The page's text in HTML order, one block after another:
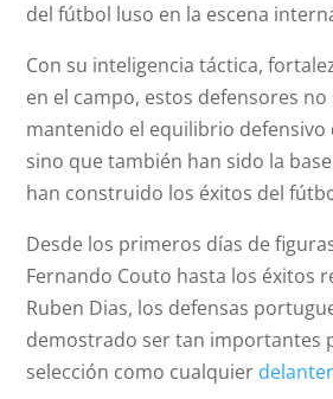
del fútbol luso en la escena
Con su inteligencia táctica,
en el campo, estos defensores no
mantenido el equilibrio defensivo
sino que también han sido la
han construido los éxitos del
Desde los primeros días de
Fernando Couto hasta los éxitos
Ruben Dias, los defensas
demostrado ser tan importantes
selección como cualquier